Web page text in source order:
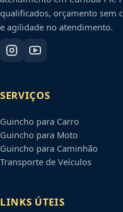
qualificados, orçamento sem
e agilidade no atendimento.
SERVIÇOS
Guincho para Carro
Guincho para Moto
Guincho para Caminhão
Transporte de Veículos
LINKS ÚTEIS